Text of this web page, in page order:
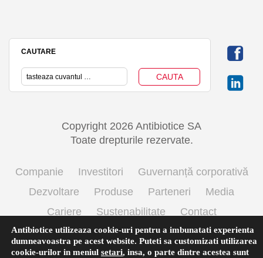
CAUTARE
Copyright 2026 Antibiotice SA
Toate drepturile rezervate.
Companie Investitori
Guvernanță corporativă
Dezvoltare
Produse Parteneri
Media
Cariere
Sustenabilitate
Contact
Termeni si conditii de utilizare
Politica cookie
Prelucrarea datelor cu caracter personal
Antibiotice utilizeaza cookie-uri pentru a imbunatati experienta
dumneavoastra pe acest website. Puteti sa customizati utilizarea
cookie-urilor in meniul setari, insa, o parte dintre acestea sunt